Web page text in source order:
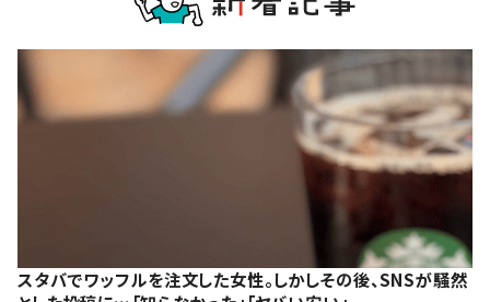
スタバでワッフルを注文した女性。しかしその後、SNSが騒然